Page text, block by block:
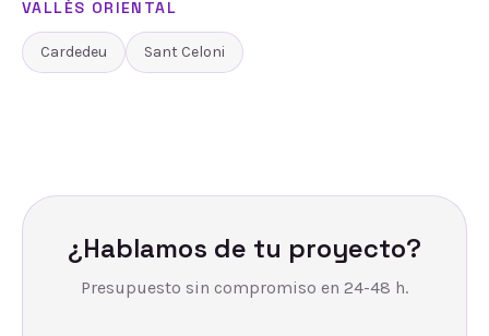
VALLÈS ORIENTAL
Cardedeu Sant Celoni
¿Hablamos de tu proyecto?
Presupuesto sin compromiso en 24-48 h.